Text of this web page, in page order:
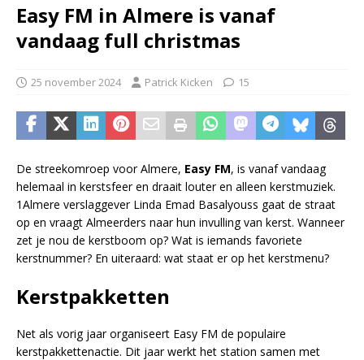
Easy FM in Almere is vanaf
vandaag full christmas
25 november 2024 Patrick Kicken 15
De streekomroep voor Almere, Easy FM, is vanaf vandaag
helemaal in kerstsfeer en draait louter en alleen kerstmuziek.
1Almere verslaggever Linda Emad Basalyouss gaat de straat
op en vraagt Almeerders naar hun invulling van kerst. Wanneer
zet je nou de kerstboom op? Wat is iemands favoriete
kerstnummer? En uiteraard: wat staat er op het kerstmenu?
Kerstpakketten
Net als vorig jaar organiseert Easy FM de populaire
kerstpakkettenactie. Dit jaar werkt het station samen met